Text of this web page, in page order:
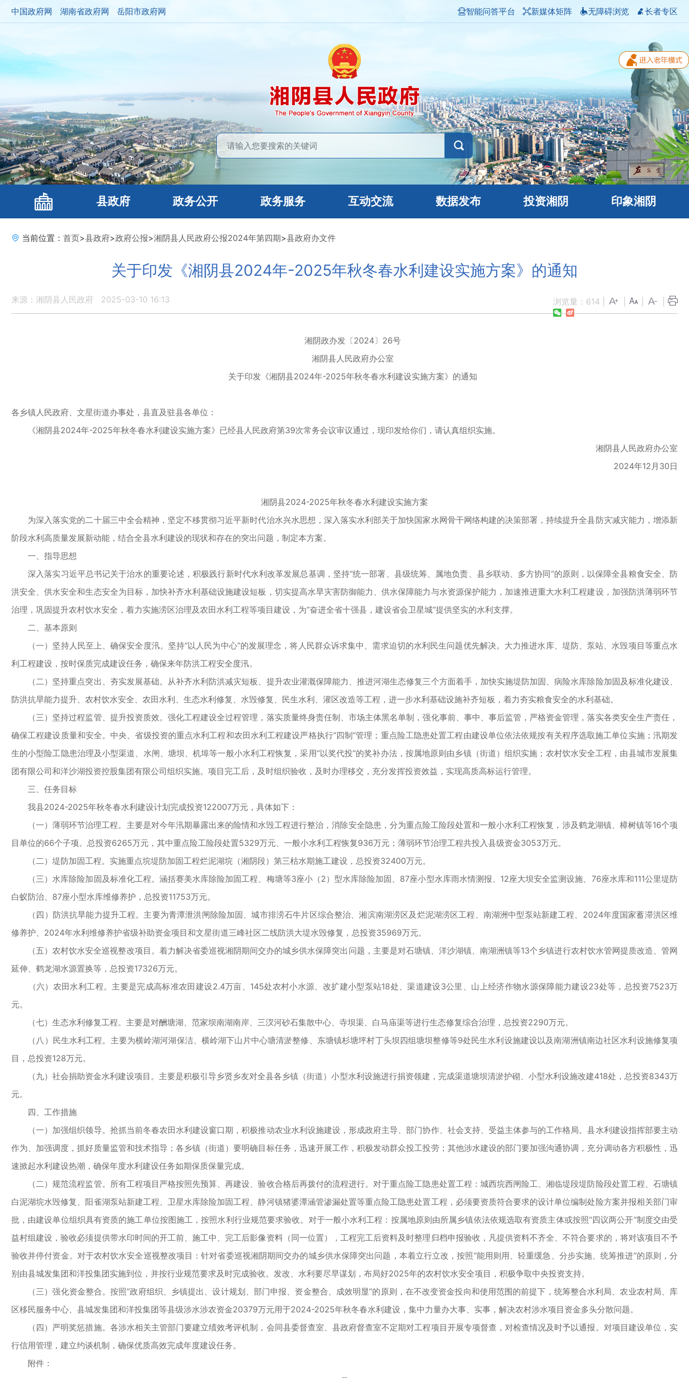
中国政府网 湖南省政府网 岳阳市政府网 智能问答平台 新媒体矩阵 无障碍浏览 长者专区
县政府 政务公开 政务服务 互动交流 数据发布 投资湘阴 印象湘阴
当前位置： 首页>县政府>政府公报>湘阴县人民政府公报2024年第四期>县政府办文件
关于印发《湘阴县2024年-2025年秋冬春水利建设实施方案》的通知
来源：湘阴县人民政府 2025-03-10 16:13 浏览量： 614
湘阴政办发〔2024〕26号
湘阴县人民政府办公室
关于印发《湘阴县2024年-2025年秋冬春水利建设实施方案》的通知
各乡镇人民政府、文星街道办事处，县直及驻县各单位：
《湘阴县2024年-2025年秋冬春水利建设实施方案》已经县人民政府第39次常务会议审议通过，现印发给你们，请认真组织实施。
湘阴县人民政府办公室
2024年12月30日
湘阴县2024-2025年秋冬春水利建设实施方案
为深入落实党的二十届三中全会精神，坚定不移贯彻习近平新时代治水兴水思想，深入落实水利部关于加快国家水网骨干网络构建的决策部署，持续提升全县防灾减灾能力，增添新
阶段水利高质量发展新动能，结合全县水利建设的现状和存在的突出问题，制定本方案。
一、指导思想
深入落实习近平总书记关于治水的重要论述，积极践行新时代水利改革发展总基调，坚持“统一部署、县级统筹、属地负责、县乡联动、多方协同”的原则，以保障全县粮食安全、防
洪安全、供水安全和生态安全为目标，加快补齐水利基础设施建设短板，切实提高水旱灾害防御能力、供水保障能力与水资源保护能力，加速推进重大水利工程建设，加强防洪薄弱环节
治理，巩固提升农村饮水安全，着力实施涝区治理及农田水利工程等项目建设，为“奋进全省十强县，建设省会卫星城”提供坚实的水利支撑。
二、基本原则
（一）坚持人民至上、确保安全度汛。坚持“以人民为中心”的发展理念，将人民群众诉求集中、需求迫切的水利民生问题优先解决。大力推进水库、堤防、泵站、水毁项目等重点水
利工程建设，按时保质完成建设任务，确保来年防洪工程安全度汛。
（二）坚持重点突出、夯实发展基础。从补齐水利防洪减灾短板、提升农业灌溉保障能力、推进河湖生态修复三个方面着手，加快实施堤防加固、病险水库除险加固及标准化建设、
防洪抗旱能力提升、农村饮水安全、农田水利、生态水利修复、水毁修复、民生水利、灌区改造等工程，进一步水利基础设施补齐短板，着力夯实粮食安全的水利基础。
（三）坚持过程监管、提升投资质效。强化工程建设全过程管理，落实质量终身责任制、市场主体黑名单制，强化事前、事中、事后监管，严格资金管理，落实各类安全生产责任，
确保工程建设质量和安全。中央、省级投资的重点水利工程和农田水利工程建设严格执行“四制”管理；重点险工隐患处置工程由建设单位依法依规按有关程序选取施工单位实施；汛期发
生的小型险工隐患治理及小型渠道、水闸、塘坝、机埠等一般小水利工程恢复，采用“以奖代投”的奖补办法，按属地原则由乡镇（街道）组织实施；农村饮水安全工程，由县城市发展集
团有限公司和洋沙湖投资控股集团有限公司组织实施。项目完工后，及时组织验收，及时办理移交，充分发挥投资效益，实现高质高标运行管理。
三、任务目标
我县2024-2025年秋冬春水利建设计划完成投资122007万元，具体如下：
（一）薄弱环节治理工程。主要是对今年汛期暴露出来的险情和水毁工程进行整治，消除安全隐患，分为重点险工险段处置和一般小水利工程恢复，涉及鹤龙湖镇、樟树镇等16个项
目单位的66个子项。总投资6265万元，其中重点险工险段处置5329万元、一般小水利工程恢复936万元；薄弱环节治理工程共投入县级资金3053万元。
（二）堤防加固工程。实施重点垸堤防加固工程烂泥湖垸（湘阴段）第三枯水期施工建设，总投资32400万元。
（三）水库除险加固及标准化工程。涵括赛美水库除险加固工程、梅塘等3座小（2）型水库除险加固、87座小型水库雨水情测报、12座大坝安全监测设施、76座水库和111公里堤防
白蚁防治、87座小型水库维修养护，总投资11753万元。
（四）防洪抗旱能力提升工程。主要为青潭泄洪闸除险加固、城市排涝石牛片区综合整治、湘滨南湖涝区及烂泥湖涝区工程、南湖洲中型泵站新建工程、2024年度国家蓄滞洪区维
修养护、2024年水利维修养护省级补助资金项目和文星街道三峰社区二线防洪大堤水毁修复，总投资35969万元。
（五）农村饮水安全巡视整改项目。着力解决省委巡视湘阴期间交办的城乡供水保障突出问题，主要是对石塘镇、洋沙湖镇、南湖洲镇等13个乡镇进行农村饮水管网提质改造、管网
延伸、鹤龙湖水源置换等，总投资17326万元。
（六）农田水利工程。主要是完成高标准农田建设2.4万亩、145处农村小水源、改扩建小型泵站18处、渠道建设3公里、山上经济作物水源保障能力建设23处等，总投资7523万
元。
（七）生态水利修复工程。主要是对酬塘湖、范家坝南湖南岸、三汊河砂石集散中心、寺坝渠、白马庙渠等进行生态修复综合治理，总投资2290万元。
（八）民生水利工程。主要为横岭湖河湖保洁、横岭湖下山片中心塘清淤整修、东塘镇杉塘坪村丁头坝四组塘坝整修等9处民生水利设施建设以及南湖洲镇南边社区水利设施修复项
目，总投资128万元。
（九）社会捐助资金水利建设项目。主要是积极引导乡贤乡友对全县各乡镇（街道）小型水利设施进行捐资领建，完成渠道塘坝清淤护砌、小型水利设施改建418处，总投资8343万
元。
四、工作措施
（一）加强组织领导。抢抓当前冬春农田水利建设窗口期，积极推动农业水利设施建设，形成政府主导、部门协作、社会支持、受益主体参与的工作格局。县水利建设指挥部要主动
作为、加强调度，抓好质量监管和技术指导；各乡镇（街道）要明确目标任务，迅速开展工作，积极发动群众投工投劳；其他涉水建设的部门要加强沟通协调，充分调动各方积极性，迅
速掀起水利建设热潮，确保年度水利建设任务如期保质保量完成。
（二）规范流程监管。所有工程项目严格按照先预算、再建设、验收合格后再拨付的流程进行。对于重点险工隐患处置工程：城西垸西闸险工、湘临堤段堤防险段处置工程、石塘镇
白泥湖垸水毁修复、阳雀湖泵站新建工程、卫星水库除险加固工程、静河镇猪婆潭涵管渗漏处置等重点险工隐患处置工程，必须要资质符合要求的设计单位编制处险方案并报相关部门审
批，由建设单位组织具有资质的施工单位按图施工，按照水利行业规范要求验收。对于一般小水利工程：按属地原则由所属乡镇依法依规选取有资质主体或按照“四议两公开”制度交由受
益村组建设，验收必须提供带水印时间的开工前、施工中、完工后影像资料（同一位置），工程完工后资料及时整理归档申报验收，凡提供资料不齐全、不符合要求的，将对该项目不予
验收并停付资金。对于农村饮水安全巡视整改项目：针对省委巡视湘阴期间交办的城乡供水保障突出问题，本着立行立改，按照“能用则用、轻重缓急、分步实施、统筹推进”的原则，分
别由县城发集团和洋投集团实施到位，并按行业规范要求及时完成验收。发改、水利要尽早谋划，布局好2025年的农村饮水安全项目，积极争取中央投资支持。
（三）强化资金整合。按照“政府组织、乡镇提出、设计规划、部门申报、资金整合、成效明显”的原则，在不改变资金投向和使用范围的前提下，统筹整合水利局、农业农村局、库
区移民服务中心、县城发集团和洋投集团等县级涉水涉农资金20379万元用于2024-2025年秋冬春水利建设，集中力量办大事、实事，解决农村涉水项目资金多头分散问题。
（四）严明奖惩措施。各涉水相关主管部门要建立绩效考评机制，会同县委督查室、县政府督查室不定期对工程项目开展专项督查，对检查情况及时予以通报。对项目建设单位，实
行信用管理，建立约谈机制，确保优质高效完成年度建设任务。
附件：